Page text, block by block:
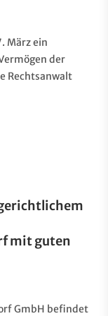
März ein
der
Rechtsanwalt
mit guten
GmbH befindet